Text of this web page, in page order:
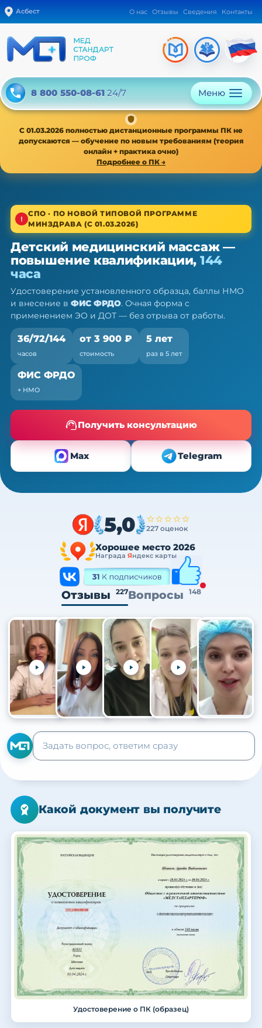
Асбест О нас Отзывы Сведения Контакты
8 800 550-08-61 24/7 Меню
С 01.03.2026 полностью дистанционные программы ПК не
допускаются — обучение по новым требованиям (теория
онлайн + практика очно)
Подробнее о ПК →
Среднее звено · новая типовая программа
Детский медицинский массаж —
ПК, 36/72/144 ч
работы
СПО · ПО НОВОЙ ТИПОВОЙ ПРОГРАММЕ
МИНЗДРАВА (С 01.03.2026)
Детский медицинский массаж —
повышение квалификации, 144
часа
Удостоверение установленного образца, баллы НМО
и внесение в ФИС ФРДО. Очная форма с
применением ЭО и ДОТ — без отрыва от работы.
36/72/144
часов
от 3 900 ₽
стоимость
5 лет
раз в 5 лет
ФИС ФРДО
+ НМО
Получить консультацию
Max Telegram
5,0 227 оценок
Хорошее место 2026
Награда Яндекс карты
Отзывы 227Вопросы 148
+105
Какой документ вы получите
Удостоверение о ПК (образец)